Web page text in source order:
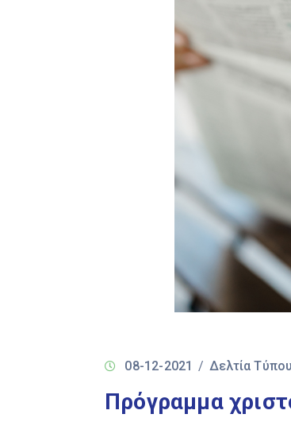
08-12-2021 / Δελτία Τύπου
Πρόγραμμα